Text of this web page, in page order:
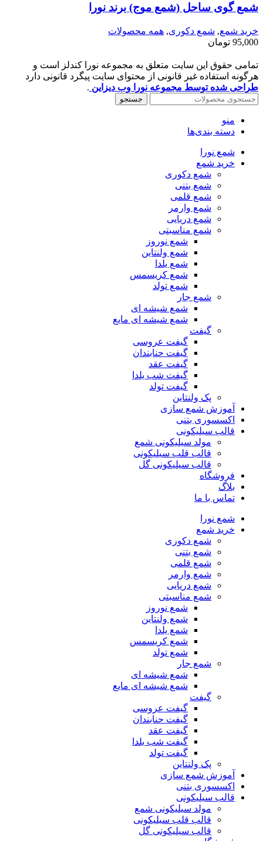
شمع گوی ساحل (شمع موج) برند نورا
خرید شمع, شمع دکوری, همه محصولات
95,000 تومان
تمامی حقوق این سایت متعلق به مجموعه نورا کندلز است و
هرگونه استفاده غیر قانونی از محتوای سایت پیگرد قانونی دارد
طراحی شده توسط مجموعه نورا وب دیزاین .
جستجو
منو
دسته بندی‌ها
شمع نورا
خرید شمع
شمع دکوری
شمع بتنی
شمع قلمی
شمع وارمر
شمع دریایی
شمع مناسبتی
شمع نوروز
شمع ولنتاین
شمع یلدا
شمع کریسمس
شمع تولد
شمع جار
شمع شیشه ای
شمع شیشه ای مایع
گیفت
گیفت عروسی
گیفت حنابندان
گیفت عقد
گیفت شب یلدا
گیفت تولد
پک ولنتاین
آموزش شمع سازی
اکسسوری بتنی
قالب سیلیکونی
مولد سیلیکونی شمع
قالب قلب سیلیکونی
قالب سیلیکونی گل
فروشگاه
بلاگ
تماس با ما
شمع نورا
خرید شمع
شمع دکوری
شمع بتنی
شمع قلمی
شمع وارمر
شمع دریایی
شمع مناسبتی
شمع نوروز
شمع ولنتاین
شمع یلدا
شمع کریسمس
شمع تولد
شمع جار
شمع شیشه ای
شمع شیشه ای مایع
گیفت
گیفت عروسی
گیفت حنابندان
گیفت عقد
گیفت شب یلدا
گیفت تولد
پک ولنتاین
آموزش شمع سازی
اکسسوری بتنی
قالب سیلیکونی
مولد سیلیکونی شمع
قالب قلب سیلیکونی
قالب سیلیکونی گل